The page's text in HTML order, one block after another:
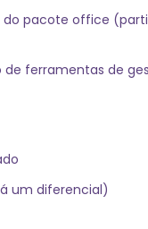
do pacote office
de ferramentas de
um diferencial)